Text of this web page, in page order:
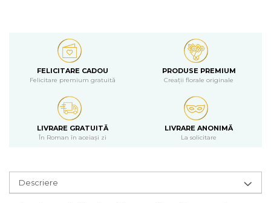
FELICITARE CADOU
Felicitare premium gratuită
PRODUSE PREMIUM
Creații florale originale
LIVRARE GRATUITĂ
În Roman în aceiași zi
LIVRARE ANONIMĂ
La solicitare
Descriere